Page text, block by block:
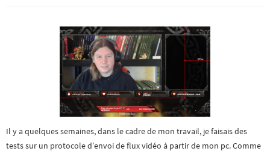
Il y a quelques semaines, dans le cadre de mon travail, je faisais des
tests sur un protocole d’envoi de flux vidéo à partir de mon pc. Comme